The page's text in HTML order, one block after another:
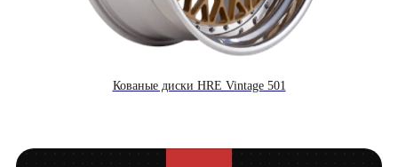
Кованые диски HRE Vintage 501